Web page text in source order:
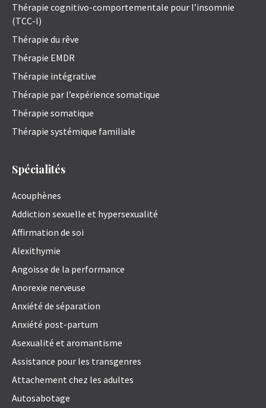
Thérapie cognitivo-comportementale pour l’insomnie
(TCC-I)
Thérapie du rêve
Thérapie EMDR
Thérapie intégrative
Thérapie par l’expérience somatique
Thérapie somatique
Thérapie systémique familiale
Spécialités
Acouphènes
Addiction sexuelle et hypersexualité
Affirmation de soi
Alexithymie
Angoisse de la performance
Anorexie nerveuse
Anxiété de séparation
Anxiété post-partum
Asexualité et aromantisme
Assistance pour les transgenres
Attachement chez les adultes
Autosabotage